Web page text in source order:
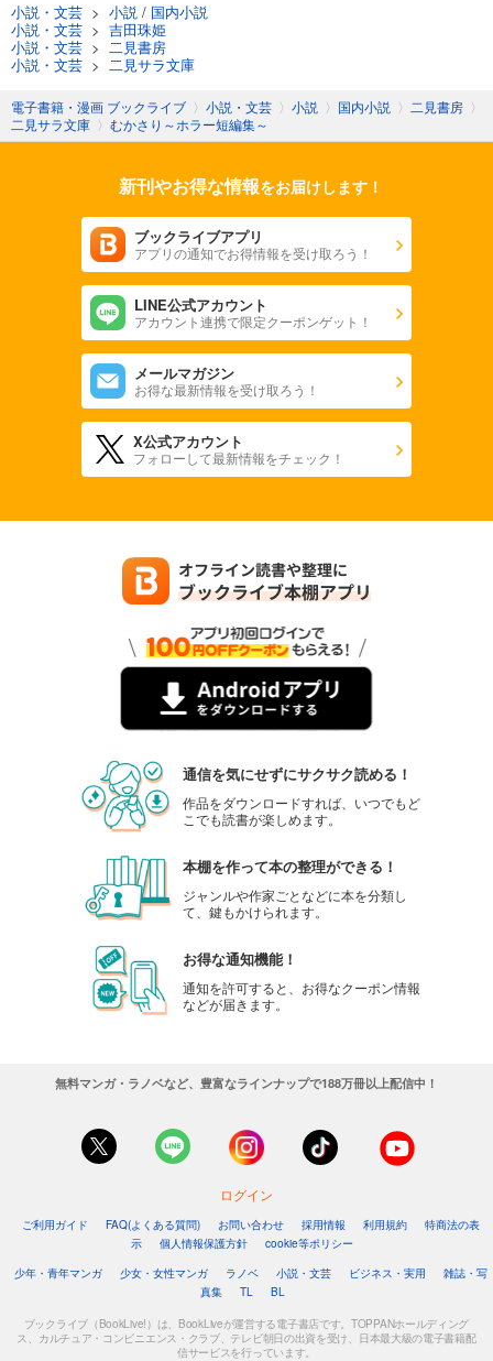
小説・文芸 > 小説 / 国内小説
小説・文芸 > 吉田珠姫
小説・文芸 > 二見書房
小説・文芸 > 二見サラ文庫
電子書籍・漫画 ブックライブ 〉 小説・文芸 〉 小説 〉 国内小説 〉 二見書房 〉
二見サラ文庫 〉 むかさり～ホラー短編集～
新刊やお得な情報をお届けします！
ブックライブアプリ
アプリの通知でお得情報を受け取ろう！
LINE公式アカウント
アカウント連携で限定クーポンゲット！
メールマガジン
お得な最新情報を受け取ろう！
X公式アカウント
フォローして最新情報をチェック！
通信を気にせずにサクサク読める！
作品をダウンロードすれば、いつでもど
こでも読書が楽しめます。
本棚を作って本の整理ができる！
ジャンルや作家ごとなどに本を分類し
て、鍵もかけられます。
お得な通知機能！
通知を許可すると、お得なクーポン情報
などが届きます。
無料マンガ・ラノベなど、豊富なラインナップで188万冊以上配信中！
ログイン
ご利用ガイド FAQ(よくある質問) お問い合わせ 採用情報 利用規約
特商法の表
示
個人情報保護方針
cookie等ポリシー
少年・青年マンガ
少女・女性マンガ ラノベ 小説・文芸 ビジネス・実用
雑誌・写
真集
TL BL
ブックライブ（BookLive!）は、BookLiveが運営する電子書店です。TOPPANホールディング
ス、カルチュア・コンビニエンス・クラブ、テレビ朝日の出資を受け、日本最大級の電子書籍配
信サービスを行っています。